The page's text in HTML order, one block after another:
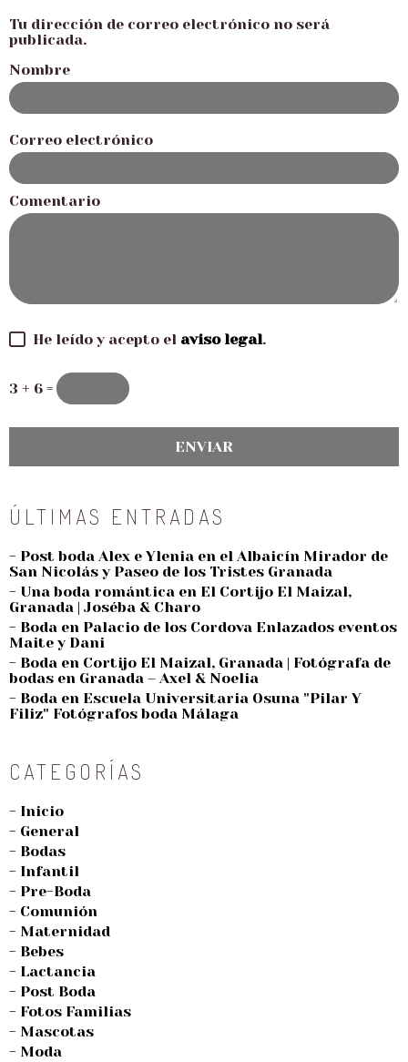
Tu dirección de correo electrónico no será
publicada.
Nombre
Correo electrónico
Comentario
He leído y acepto el aviso legal.
3 + 6 =
ÚLTIMAS ENTRADAS
- Post boda Alex e Ylenia en el Albaicín Mirador de
San Nicolás y Paseo de los Tristes Granada
- Una boda romántica en El Cortijo El Maizal,
Granada | Joséba & Charo
- Boda en Palacio de los Cordova Enlazados eventos
Maite y Dani
- Boda en Cortijo El Maizal, Granada | Fotógrafa de
bodas en Granada – Axel & Noelia
- Boda en Escuela Universitaria Osuna "Pilar Y
Filiz" Fotógrafos boda Málaga
CATEGORÍAS
- Inicio
- General
- Bodas
- Infantil
- Pre-Boda
- Comunión
- Maternidad
- Bebes
- Lactancia
- Post Boda
- Fotos Familias
- Mascotas
- Moda